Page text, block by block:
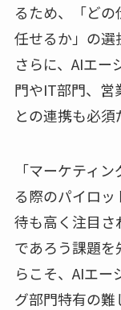
るため、「ど
任せるか」の選
さらに、AIエー
門やIT部門、営
との連携も必須
「マーケティ
る際のパイロ
待も高く注目さ
であろう課題
らこそ、AIエ
グ部門特有の